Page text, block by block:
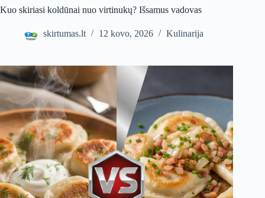
Kuo skiriasi koldūnai nuo virtinukų? Išsamus vadovas
skirtumas.lt 12 kovo, 2026 Kulinarija